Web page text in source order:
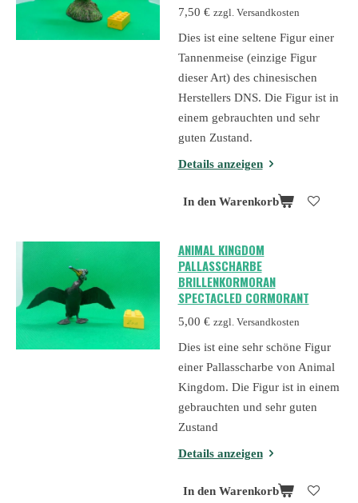
7,50 € zzgl. Versandkosten
Dies ist eine seltene Figur einer
Tannenmeise (einzige Figur
dieser Art) des chinesischen
Herstellers DNS. Die Figur ist in
einem gebrauchten und sehr
guten Zustand.
Details anzeigen
In den Warenkorb
ANIMAL KINGDOM
PALLASSCHARBE
BRILLENKORMORAN
SPECTACLED CORMORANT
5,00 € zzgl. Versandkosten
Dies ist eine sehr schöne Figur
einer Pallasscharbe von Animal
Kingdom. Die Figur ist in einem
gebrauchten und sehr guten
Zustand
Details anzeigen
In den Warenkorb